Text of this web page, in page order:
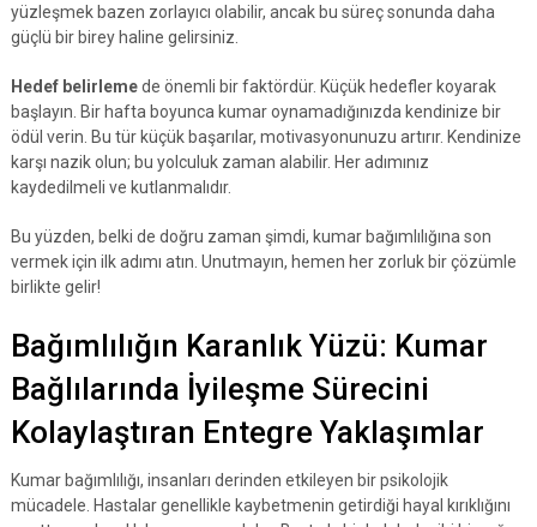
yüzleşmek bazen zorlayıcı olabilir, ancak bu süreç sonunda daha
güçlü bir birey haline gelirsiniz.
Hedef belirlemede önemli bir faktördür. Küçük hedefler koyarak
başlayın. Bir hafta boyunca kumar oynamadığınızda kendinize bir
ödül verin. Bu tür küçük başarılar, motivasyonunuzu artırır. Kendinize
karşı nazik olun; bu yolculuk zaman alabilir. Her adımınız
kaydedilmeli ve kutlanmalıdır.
Bu yüzden, belki de doğru zaman şimdi, kumar bağımlılığına son
vermek için ilk adımı atın. Unutmayın, hemen her zorluk bir çözümle
birlikte gelir!
Bağımlılığın Karanlık Yüzü: Kumar
Bağlılarında İyileşme Sürecini
Kolaylaştıran Entegre Yaklaşımlar
Kumar bağımlılığı, insanları derinden etkileyen bir psikolojik
mücadele. Hastalar genellikle kaybetmenin getirdiği hayal kırıklığını